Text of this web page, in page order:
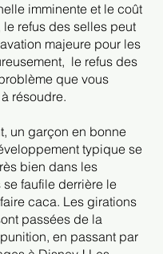
imminente et le coût
refus des selles peut
majeure pour les
le refus des
que vous
résoudre.
un garçon en bonne
typique se
bien dans les
se faufile derrière le
caca. Les girations
passées de la
en passant par